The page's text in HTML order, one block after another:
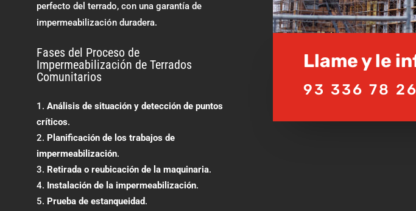
perfecto del terrado, con una garantía de
impermeabilización duradera.
Fases del Proceso de
Impermeabilización de Terrados
Comunitarios
Análisis de situación y detección de puntos
críticos.
Planificación de los trabajos de
impermeabilización.
Retirada o reubicación de la maquinaria.
Instalación de la impermeabilización.
Prueba de estanqueidad.
Llame y le
93 336 78 26